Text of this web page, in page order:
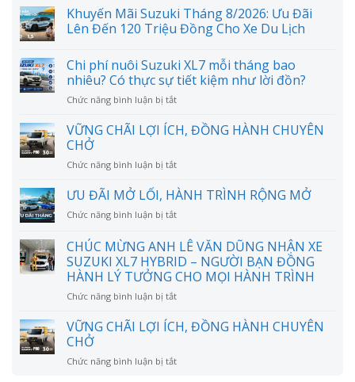
Khuyến Mãi Suzuki Tháng 8/2026: Ưu Đãi
Lên Đến 120 Triệu Đồng Cho Xe Du Lịch
Chi phí nuôi Suzuki XL7 mỗi tháng bao
nhiêu? Có thực sự tiết kiệm như lời đồn?
Chức năng bình luận bị tắtở
phí
nuôi
XL7
tháng
nhiêu?
thực
sự
tiết
như
đồn?
VỮNG CHÃI LỢI ÍCH, ĐỒNG HÀNH CHUYÊN
CHỞ
Chức năng bình luận bị tắtở
CHÃI
ÍCH,
HÀNH
CHUYÊN
CHỞ
ƯU ĐÃI MỞ LỐI, HÀNH TRÌNH RỘNG MỞ
Chức năng bình luận bị tắtở
ĐÃI
MỞ
LỐI,
HÀNH
TRÌNH
MỞ
CHÚC MỪNG ANH LÊ VĂN DŨNG NHẬN XE
SUZUKI XL7 HYBRID – NGƯỜI BẠN ĐỒNG
HÀNH LÝ TƯỞNG CHO MỌI HÀNH TRÌNH
Chức năng bình luận bị tắtở
MỪNG
ANH
VĂN
VỮNG CHÃI LỢI ÍCH, ĐỒNG HÀNH CHUYÊN
CHỞ
Chức năng bình luận bị tắtở